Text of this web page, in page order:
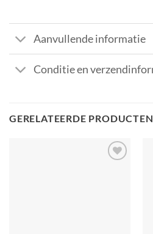
Aanvullende informatie
Conditie en
GERELATEERDE PRODUCTEN